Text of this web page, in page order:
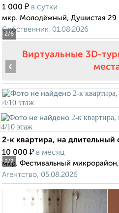
2/6
1 000 ₽ в сутки
мкр. Молодёжный, Душистая 29
Собственник, 01.08.2026
Виртуальные 3D-
2/2
‹
2-к квартира, на длительный
10 000 ₽ в месяц
мкр. Фестивальный микрорайон,
Агентство, 05.08.2026